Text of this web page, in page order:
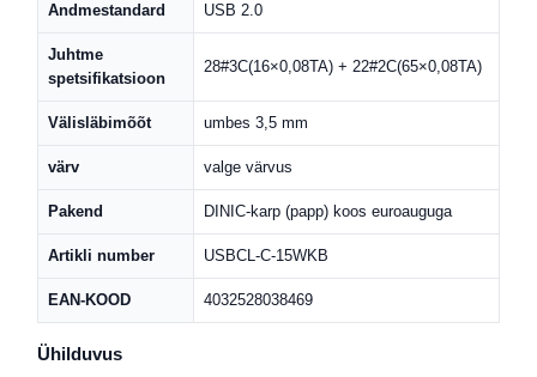
Andmestandard USB 2.0
Juhtme
spetsifikatsioon
28#3C(16×0,08TA) + 22#2C(65×0,08TA)
Välisläbimõõt umbes 3,5 mm
värv valge värvus
Pakend DINIC-karp (papp) koos euroauguga
Artikli number USBCL-C-15WKB
EAN-KOOD 4032528038469
Ühilduvus